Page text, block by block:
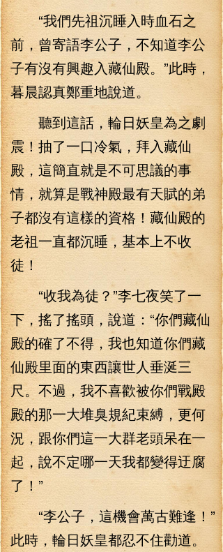
“我們先祖沉睡入時血石之
前，曾寄語李公子，不知道李公
子有沒有興趣入藏仙殿。”此時，
暮晨認真鄭重地說道。
聽到這話，輪日妖皇為之劇
震！抽了一口冷氣，拜入藏仙
殿，這簡直就是不可思議的事
情，就算是戰神殿最有天賦的弟
子都沒有這樣的資格！藏仙殿的
老祖一直都沉睡，基本上不收
徒！
“收我為徒？”李七夜笑了一
下，搖了搖頭，說道：“你們藏仙
殿的確了不得，我也知道你們藏
仙殿里面的東西讓世人垂涎三
尺。不過，我不喜歡被你們戰殿
殿的那一大堆臭規紀束縛，更何
況，跟你們這一大群老頭呆在一
起，說不定哪一天我都變得迂腐
了！”
“李公子，這機會萬古難逢！”
此時，輪日妖皇都忍不住勸道。